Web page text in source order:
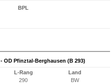
BPL
OD Pfinztal-Berghausen (B 293)
L-Rang
290
Land
BW